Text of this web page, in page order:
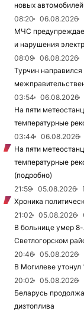
новых
08:20
06.08.2026
МЧС
и нарушения
08:09
06.08.2026
Турчин
03:54
06.08.2026
На пяти
температурные
03:44
06.08.2026
На пяти
температурные
(подробно)
21:59
05.08.2026
Хроника
21:02
05.08.2026
В больнице умер
Светлогорском
20:46
05.08.2026
В Могилеве утонул
20:02
05.08.2026
Беларусь
дизтоплива